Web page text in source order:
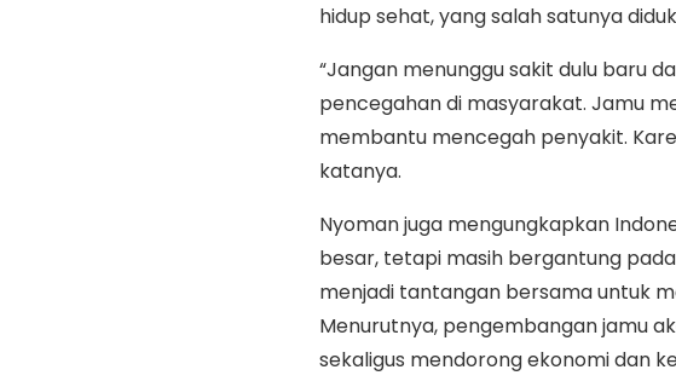
hidup sehat, yang salah satunya
“Jangan menunggu sakit dulu baru
pencegahan di masyarakat. Jamu
membantu mencegah penyakit.
katanya.
Nyoman juga mengungkapkan
besar, tetapi masih bergantung
menjadi tantangan bersama untuk
Menurutnya, pengembangan jamu
sekaligus mendorong ekonomi dan